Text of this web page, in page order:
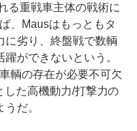
る重戦車主体の戦術に
、Mausはもっともタ
に劣り、終盤戦で数輌
ができないという。
輌の存在が必要不可欠
した高機動力/打撃力の
だ。